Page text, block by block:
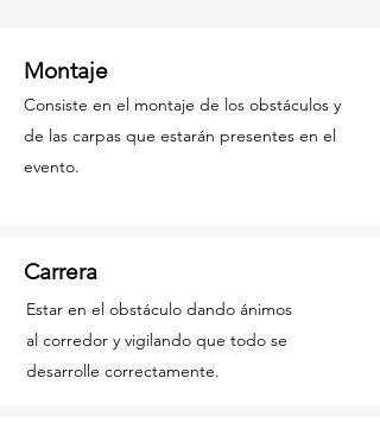
Montaje
Consiste en el montaje de los obstáculos y
de las carpas que estarán presentes en el
evento.
Carrera
Estar en el obstáculo dando ánimos
al corredor y vigilando que todo se
desarrolle correctamente.